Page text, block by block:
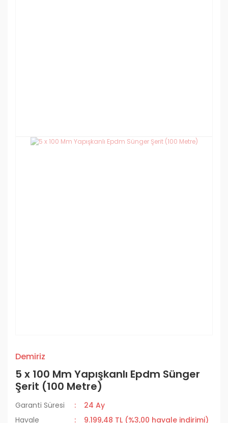
Demiriz
5 x 100 Mm Yapışkanlı Epdm Sünger
Şerit (100 Metre)
Garanti Süresi
24 Ay
Havale
9.199,48 TL (%3,00 havale indirimi)